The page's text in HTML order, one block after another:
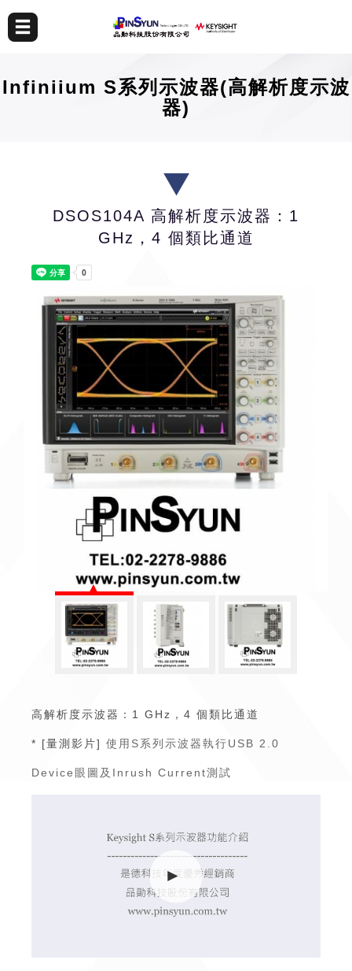
Infiniium S系列示波器(高解析度示波
器)
DSOS104A 高解析度示波器：1
GHz，4 個類比通道
高解析度示波器：1 GHz，4 個類比通道
* [量測影片] 使用S系列示波器執行USB 2.0
Device眼圖及Inrush Current測試